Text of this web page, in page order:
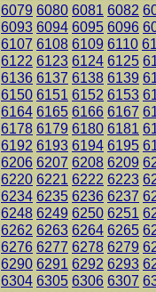
6079 6080 6081 6082
6093 6094 6095 6096
6107 6108 6109 6110
6122 6123 6124 6125
6136 6137 6138 6139
6150 6151 6152 6153
6164 6165 6166 6167
6178 6179 6180 6181
6192 6193 6194 6195
6206 6207 6208 6209
6220 6221 6222 6223
6234 6235 6236 6237
6248 6249 6250 6251
6262 6263 6264 6265
6276 6277 6278 6279
6290 6291 6292 6293
6304 6305 6306 6307